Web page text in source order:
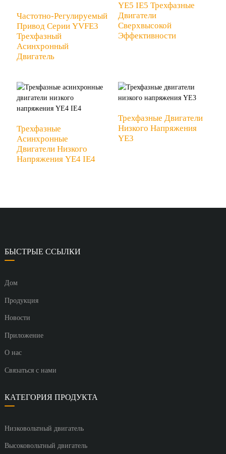
Частотно-Регулируемый
Привод Серии YVFE3
Трехфазный
Асинхронный
Двигатель
YE5 IE5 Трехфазные
Двигатели
Сверхвысокой
Эффективности
Трехфазные
Асинхронные
Двигатели Низкого
Напряжения YE4 IE4
Трехфазные Двигатели
Низкого Напряжения
YE3
БЫСТРЫЕ ССЫЛКИ
Дом
Продукция
Новости
Приложение
О нас
Связаться с нами
КАТЕГОРИЯ ПРОДУКТА
Низковольтный двигатель
Высоковольтный двигатель